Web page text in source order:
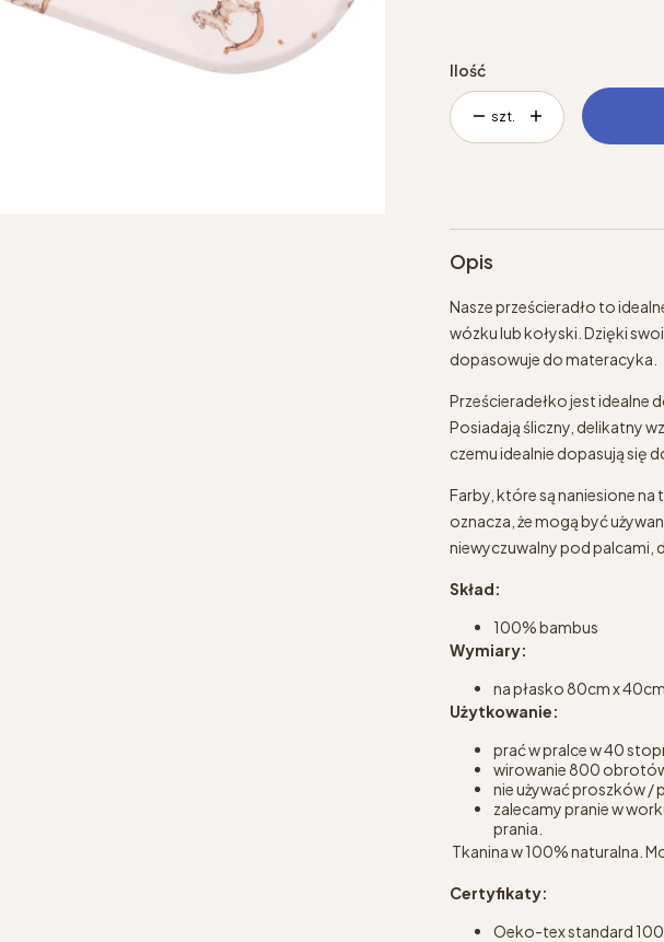
Ilość
szt.
Opis
Nasze prześcieradło to
wózku lub kołyski. Dzięki
dopasowuje do materacyka.
Prześcieradełko jest idealne
Posiadają śliczny, delikatny
czemu idealnie dopasują się
Farby, które są naniesione
oznacza, że mogą być
niewyczuwalny pod palcami,
Skład:
100% bambus
Wymiary:
na płasko 80cm x 40cm
Użytkowanie:
prać w pralce w 40
wirowanie 800
nie używać proszków /
zalecamy pranie w
prania.
Tkanina w 100% naturalna.
Certyfikaty:
Oeko-tex standard 100